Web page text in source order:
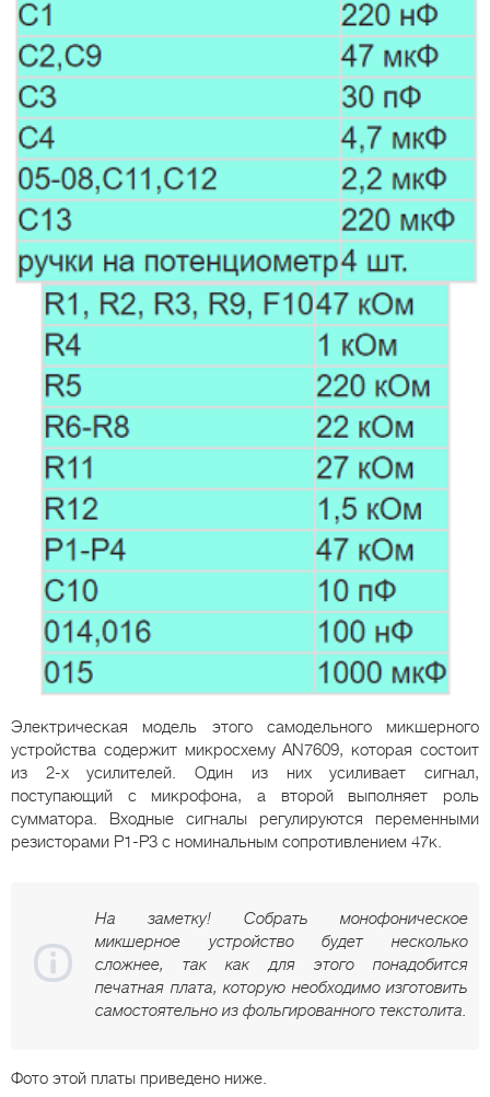
Электрическая модель этого самодельного микшерного
устройства содержит микросхему AN7609, которая состоит
из 2-х усилителей. Один из них усиливает сигнал,
поступающий с микрофона, а второй выполняет роль
сумматора. Входные сигналы регулируются переменными
резисторами Р1-Р3 с номинальным сопротивлением 47к.
На заметку! Собрать монофоническое
микшерное устройство будет несколько
сложнее, так как для этого понадобится
печатная плата, которую необходимо изготовить
самостоятельно из фольгированного текстолита.
Фото этой платы приведено ниже.